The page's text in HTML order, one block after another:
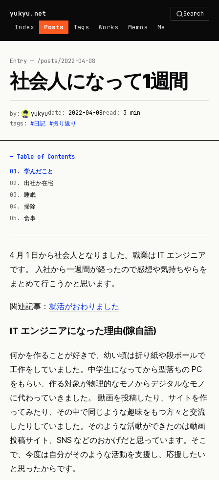
yukyu.net Search
Index Posts Tags Works Memos Me
Entry — /posts/2022-04-08
社会人になって1週間
by: yukyudate: 2022-04-08read: 3 min
tags: #日記 #振り返り
— Table of Contents
01 .
学んだこと
02 .
出社か在宅
03 .
睡眠
04 .
掃除
05 . 食事
4 月 1 日から社会人となりました。職業は IT エンジニア
です。 入社から一週間が経ったので感想や気持ちやらを
まとめて行こうかと思います。
関連記事： 就活がおわりました
IT エンジニアになった理由(隙自語)
何かを作ることが好きで、幼い頃は折り紙や段ボールで
工作をしていました。中学生になってから型落ちの PC
をもらい、作る対象が物理的なモノからデジタルなモノ
に代わっていきました。 動画を投稿したり、サイトを作
ってみたり、その中で同じような趣味をもつ方々と交流
したりしていました。そのような活動ができたのは動画
投稿サイト、SNS などのおかげだと思っています。そこ
で、今度は自分がそのような活動を支援し、応援したい
と思ったからです。